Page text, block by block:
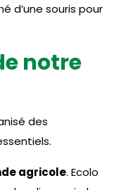
d’une souris pour
notre
des
agricole. Ecolo